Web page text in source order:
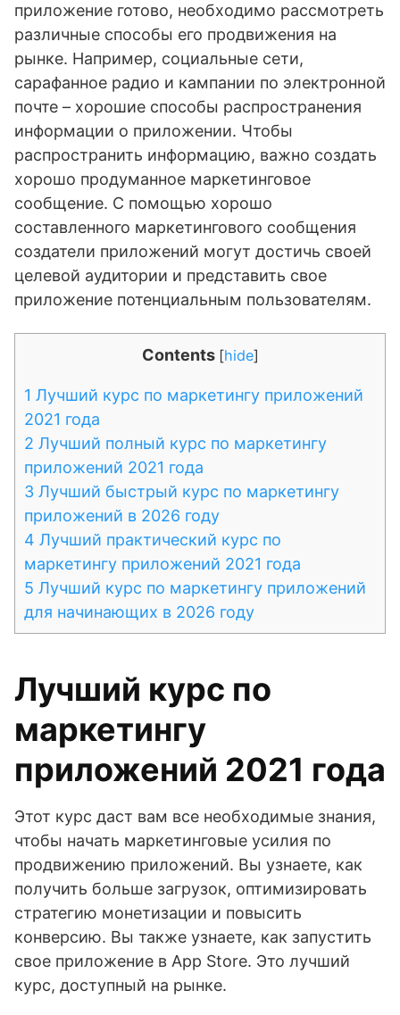
приложение готово, необходимо рассмотреть
различные способы его продвижения на
рынке. Например, социальные сети,
сарафанное радио и кампании по электронной
почте – хорошие способы распространения
информации о приложении. Чтобы
распространить информацию, важно создать
хорошо продуманное маркетинговое
сообщение. С помощью хорошо
составленного маркетингового сообщения
создатели приложений могут достичь своей
целевой аудитории и представить свое
приложение потенциальным пользователям.
Contents [hide]
1 Лучший курс по маркетингу приложений
2021 года
2 Лучший полный курс по маркетингу
приложений 2021 года
3 Лучший быстрый курс по маркетингу
приложений в 2026 году
4 Лучший практический курс по
маркетингу приложений 2021 года
5 Лучший курс по маркетингу приложений
для начинающих в 2026 году
Лучший курс по
маркетингу
приложений 2021 года
Этот курс даст вам все необходимые знания,
чтобы начать маркетинговые усилия по
продвижению приложений. Вы узнаете, как
получить больше загрузок, оптимизировать
стратегию монетизации и повысить
конверсию. Вы также узнаете, как запустить
свое приложение в App Store. Это лучший
курс, доступный на рынке.